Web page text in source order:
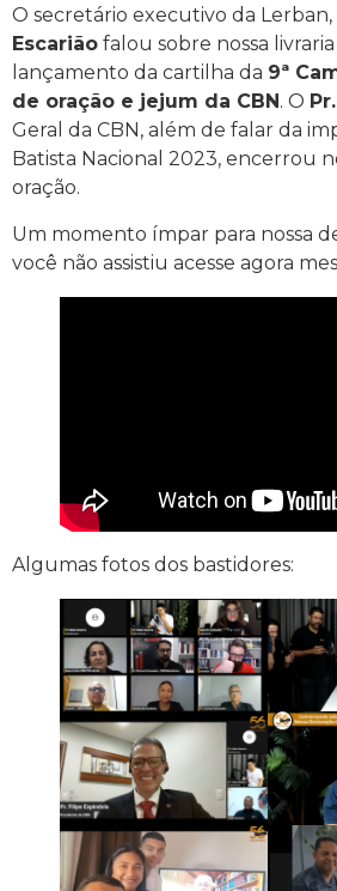
O secretário executivo da Lerban,
Escarião falou sobre nossa
lançamento da cartilha da 9ª
de oração e jejum da CBN . O
Geral da CBN, além de falar da
Batista Nacional 2023, encerrou
oração.
Um momento ímpar para nossa
você não assistiu acesse agora
Algumas fotos dos bastidores: